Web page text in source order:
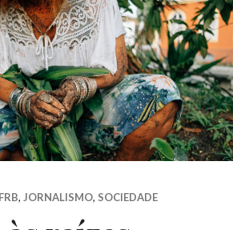
,JORNALISMO, SOCIEDADE